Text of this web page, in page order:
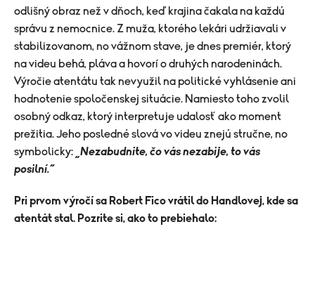
odlišný obraz než v dňoch, keď krajina čakala na každú
správu z nemocnice. Z muža, ktorého lekári udržiavali v
stabilizovanom, no vážnom stave, je dnes premiér, ktorý
na videu behá, pláva a hovorí o druhých narodeninách.
Výročie atentátu tak nevyužil na politické vyhlásenie ani
hodnotenie spoločenskej situácie. Namiesto toho zvolil
osobný odkaz, ktorý interpretuje udalosť ako moment
prežitia. Jeho posledné slová vo videu znejú stručne, no
symbolicky:
„Nezabudnite, čo vás nezabije, to vás
posilní.“
Pri prvom výročí sa Robert Fico vrátil do Handlovej, kde sa
atentát stal. Pozrite si, ako to prebiehalo: